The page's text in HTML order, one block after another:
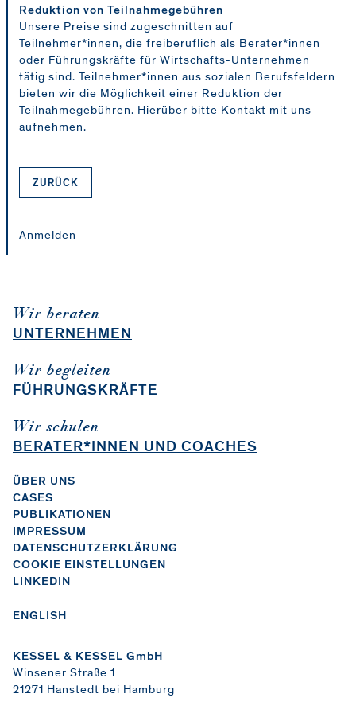
Reduktion von Teilnahmegebühren
Unsere Preise sind zugeschnitten auf
Teilnehmer*innen, die freiberuflich als Berater*innen
oder Führungskräfte für Wirtschafts-Unternehmen
tätig sind. Teilnehmer*innen aus sozialen Berufsfeldern
bieten wir die Möglichkeit einer Reduktion der
Teilnahmegebühren. Hierüber bitte Kontakt mit uns
aufnehmen.
ZURÜCK
Anmelden
Wir beraten
UNTERNEHMEN
Wir begleiten
FÜHRUNGSKRÄFTE
Wir schulen
BERATER*INNEN UND COACHES
ÜBER UNS
CASES
PUBLIKATIONEN
IMPRESSUM
DATENSCHUTZERKLÄRUNG
COOKIE EINSTELLUNGEN
LINKEDIN
ENGLISH
KESSEL & KESSEL GmbH
Winsener Straße 1
21271 Hanstedt bei Hamburg